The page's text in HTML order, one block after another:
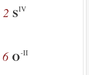
2 SIV
6 O-II